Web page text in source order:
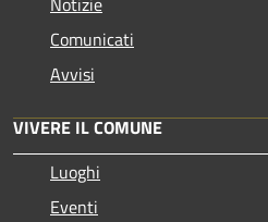
Comunicati
Avvisi
VIVERE IL COMUNE
Luoghi
Eventi